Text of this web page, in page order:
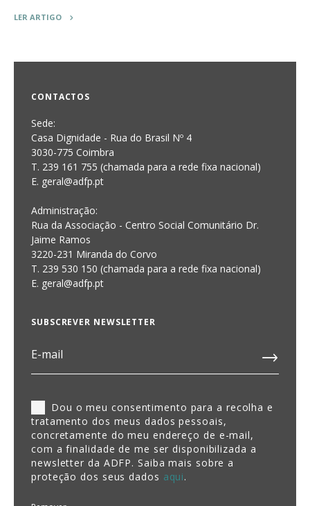
LER ARTIGO
CONTACTOS
Sede:
Casa Dignidade - Rua do Brasil Nº 4
3030-775 Coimbra
T. 239 161 755 (chamada para a rede fixa nacional)
E. geral@adfp.pt
Administração:
Rua da Associação - Centro Social Comunitário Dr.
Jaime Ramos
3220-231 Miranda do Corvo
T. 239 530 150 (chamada para a rede fixa nacional)
E. geral@adfp.pt
SUBSCREVER NEWSLETTER
Dou o meu consentimento para a recolha e
tratamento dos meus dados pessoais,
concretamente do meu endereço de e-mail,
com a finalidade de me ser disponibilizada a
newsletter da ADFP. Saiba mais sobre a
proteção dos seus dados aqui.